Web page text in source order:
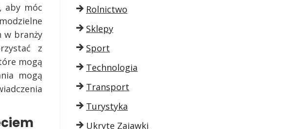
aby móc
w branży
z
mogą
mogą
Rolnictwo
Sklepy
Sport
Technologia
Transport
Turystyka
Ukryte Zajawki